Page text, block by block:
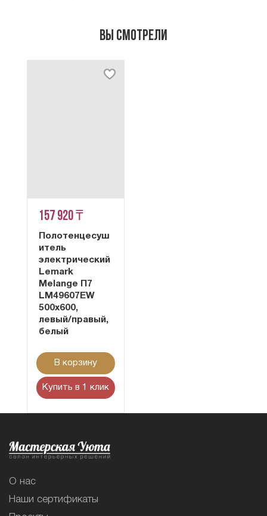
Вы смотрели
157 920 ₸
Полотенцесуш
итель
электрический
Lemark
Melange П7
LM49607EW
500x600,
левый/правый,
белый
В корзину
Купить в 1 клик
О нас
Наши сертификаты